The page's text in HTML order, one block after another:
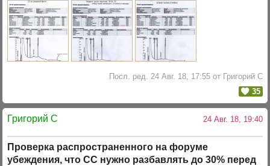
Посл. ред. 24 Авг. 18, 17:55 от Григорий C
35
Григорий C 24 Авг. 18, 19:40
Проверка распространенного на форуме
убеждения, что СС нужно разбавлять до 30% перед